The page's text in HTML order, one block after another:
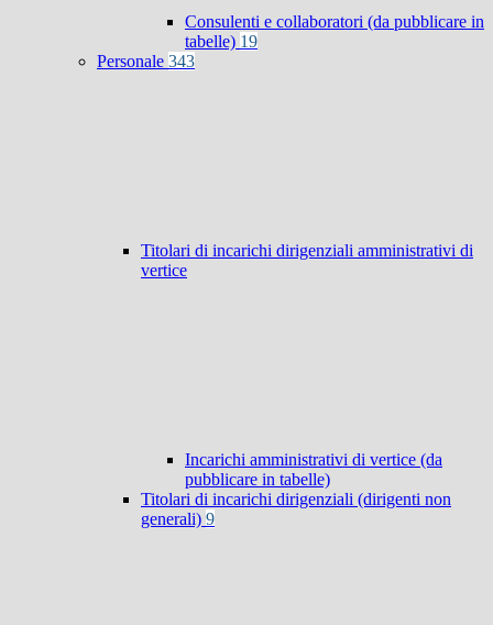
Consulenti e collaboratori (da pubblicare in
tabelle) 19
Personale 343
Titolari di incarichi dirigenziali amministrativi di
vertice
Incarichi amministrativi di vertice (da
pubblicare in tabelle)
Titolari di incarichi dirigenziali (dirigenti non
generali) 9